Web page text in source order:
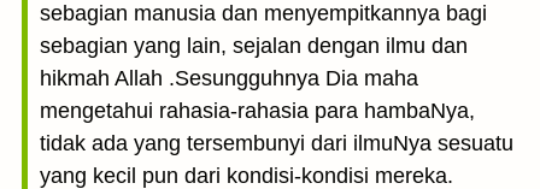
sebagian manusia dan menyempitkannya bagi
sebagian yang lain, sejalan dengan ilmu dan
hikmah Allah .Sesungguhnya Dia maha
mengetahui rahasia-rahasia para hambaNya,
tidak ada yang tersembunyi dari ilmuNya sesuatu
yang kecil pun dari kondisi-kondisi mereka.